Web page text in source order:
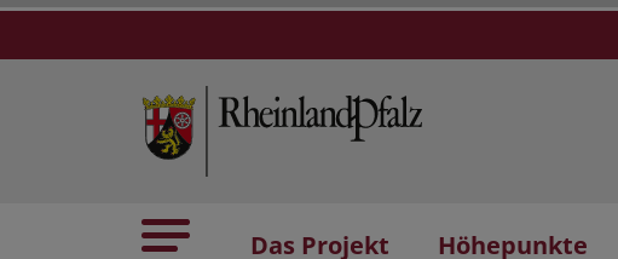
Das Projekt Höhepunkte